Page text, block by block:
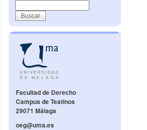
Facultad de Derecho
Campus de Teatinos
29071 Málaga
oeg@uma.es